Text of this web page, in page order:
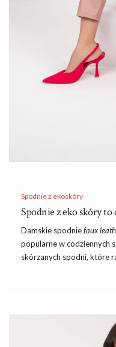
Spodnie z ekoskóry
Spodnie z eko skóry to
Damskie spodniefaux
popularne w codziennych
skórzanych spodni, które
na tego rodzaju spodnie i
najmodniejsze oraz jak je